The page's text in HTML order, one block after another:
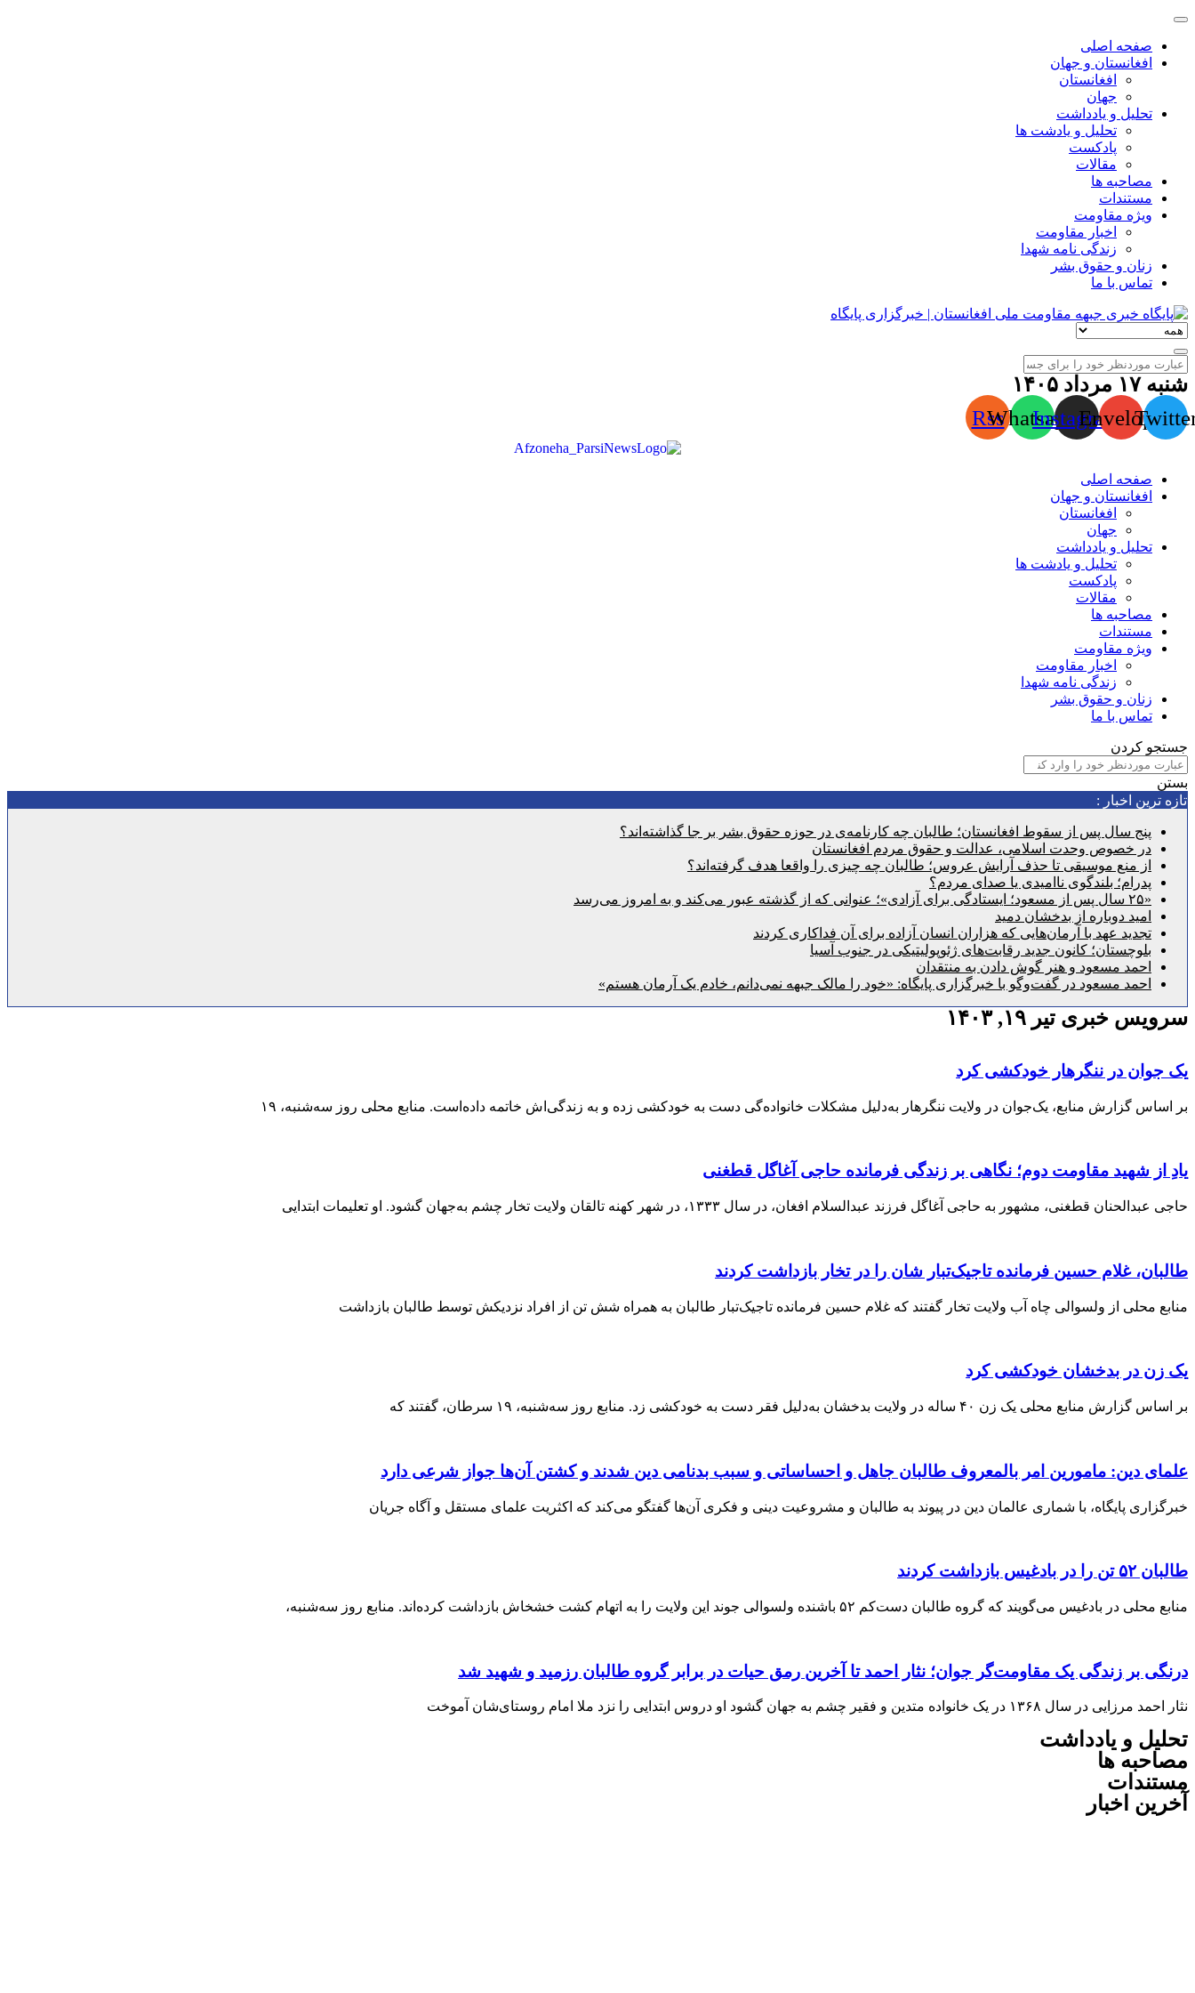
صفحه اصلی
افغانستان و جهان
افغانستان
جهان
تحلیل و یادداشت
تحلیل و یادشت ها
پادکست
مقالات
مصاحبه ها
مستندات
ویژه مقاومت
اخبار مقاومت
زندگی نامه شهدا
زنان و حقوق بشر
تماس با ما
شنبه ۱۷ مرداد ۱۴۰۵
Envelope
Instagram
Whatsapp
Rss
صفحه اصلی
افغانستان و جهان
افغانستان
جهان
تحلیل و یادداشت
تحلیل و یادشت ها
پادکست
مقالات
مصاحبه ها
مستندات
ویژه مقاومت
اخبار مقاومت
زندگی نامه شهدا
زنان و حقوق بشر
تماس با ما
جستجو کردن
بستن
تازه ترین اخبار :
پنج سال پس از سقوط افغانستان؛ طالبان چه کارنامه‌ی در حوزه حقوق بشر بر جا گذاشته‌اند؟
در خصوص وحدت اسلامی، عدالت و حقوق مردم افغانستان
از منع موسیقی تا حذف آرایش عروس؛ طالبان چه چیزی را واقعا هدف گرفته‌اند؟
پدرام؛ بلندگوی ناامیدی یا صدای مردم؟
«۲۵ سال پس از مسعود؛ ایستادگی برای آزادی»؛ عنوانی که از گذشته عبور می‌کند و به امروز می‌رسد
امید دوباره از بدخشان دمید
تجدید عهد با آرمان‌هایی که هزاران انسان آزاده برای آن فداکاری کردند
بلوچستان؛ کانون جدید رقابت‌های ژئوپولیتیکی در جنوب آسیا
احمد مسعود و هنر گوش دادن به منتقدان
احمد مسعود در گفت‌وگو با خبرگزاری پایگاه: «خود را مالک جبهه نمی‌دانم، خادم یک آرمان هستم»
سرویس خبری تیر ۱۹, ۱۴۰۳
یک جوان در ننگرهار خودکشی کرد
بر اساس گزارش منابع، یک‌جوان در ولایت ننگرهار به‌دلیل مشکلات خانواده‌گی دست به خودکشی زده و به زندگی‌اش خاتمه داده‌است. منابع محلی روز سه‌شنبه، ۱۹
یادِ از شهید مقاومت دوم؛ نگاهی بر زندگی فرمانده حاجی آغاگل قطغنی
حاجی عبدالحنان قطغنی، مشهور به حاجی آغاگل فرزند عبدالسلام افغان، در سال ۱۳۳۳، در شهر کهنه تالقان ولایت تخار چشم به‌جهان گشود. او تعلیمات ابتدایی
طالبان، غلام حسین فرمانده تاجیک‌تبار شان را در تخار بازداشت کردند
منابع محلی از ولسوالی چاه آب ولایت تخار گفتند که غلام حسین فرمانده تاجیک‌تبار طالبان به همراه شش تن از افراد نزدیکش توسط طالبان بازداشت
یک زن در بدخشان خودکشی کرد
بر اساس گزارش منابع محلی یک زن ۴۰ ساله در ولایت بدخشان به‌دلیل فقر دست به خودکشی زد. منابع روز سه‌شنبه، ۱۹ سرطان، گفتند که
علمای دین: مامورین امر بالمعروف طالبان جاهل و احساساتی و سبب بدنامی دین شدند و کشتن آن‌ها جواز شرعی دارد
خبرگزاری پایگاه، با شماری عالمان دین در پیوند به طالبان و مشروعیت دینی و فکری آن‌ها گفتگو می‌کند که اکثریت علمای مستقل و آگاه جریان
طالبان ۵۲ تن را در بادغیس بازداشت کردند
منابع محلی در بادغیس می‌گویند که گروه طالبان دست‌کم ۵۲ باشنده‌ ولسوالی جوند این ولایت را به اتهام کشت خشخاش بازداشت کرده‌اند. منابع روز سه‌شنبه،
درنگی بر زندگی یک مقاومت‌گر جوان؛ نثار احمد تا آخرین رمق حیات در برابر گروه طالبان رزمید و شهید شد
نثار احمد مرزایی در سال ۱۳۶۸ در یک خانواده‌ متدین و فقیر چشم به جهان گشود او دروس ابتدایی را نزد ملا امام روستای‌شان آموخت
تحلیل و یادداشت
مصاحبه ها
مستندات
آخرین اخبار